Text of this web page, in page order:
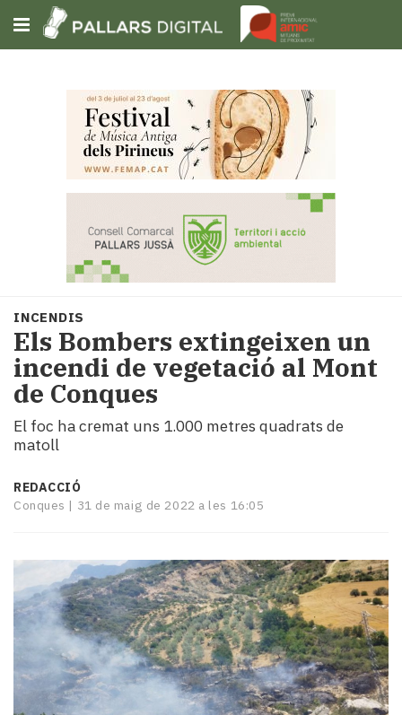
Subscriu-t'hi
Portada
Societat
Política
i
municipis
Economia
turisme
Esports
Mai
i
mitjans
El
temps
Reportatges
Entrevistes
Enquestes
INCENDIS
Els Bombers extingeixen un
incendi de vegetació al Mont
de Conques
El foc ha cremat uns 1.000 metres quadrats de
matoll
REDACCIÓ
Conques | 31 de maig de 2022 a les 16:05